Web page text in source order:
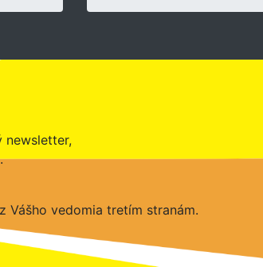
newsletter,
Vášho vedomia tretím stranám.